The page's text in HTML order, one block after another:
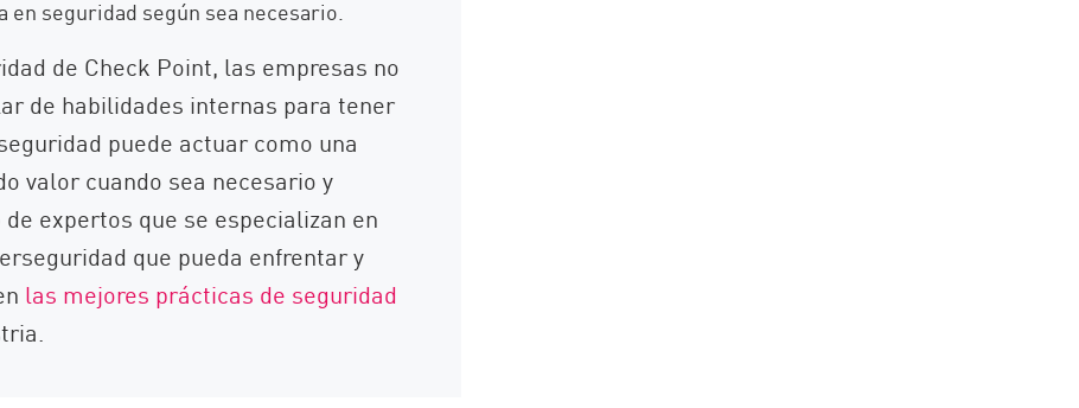
seguridad según sea necesario.
de Check Point, las empresas no
de habilidades internas para tener
puede actuar como una
valor cuando sea necesario y
expertos que se especializan en
que pueda enfrentar y
las mejores prácticas de seguridad